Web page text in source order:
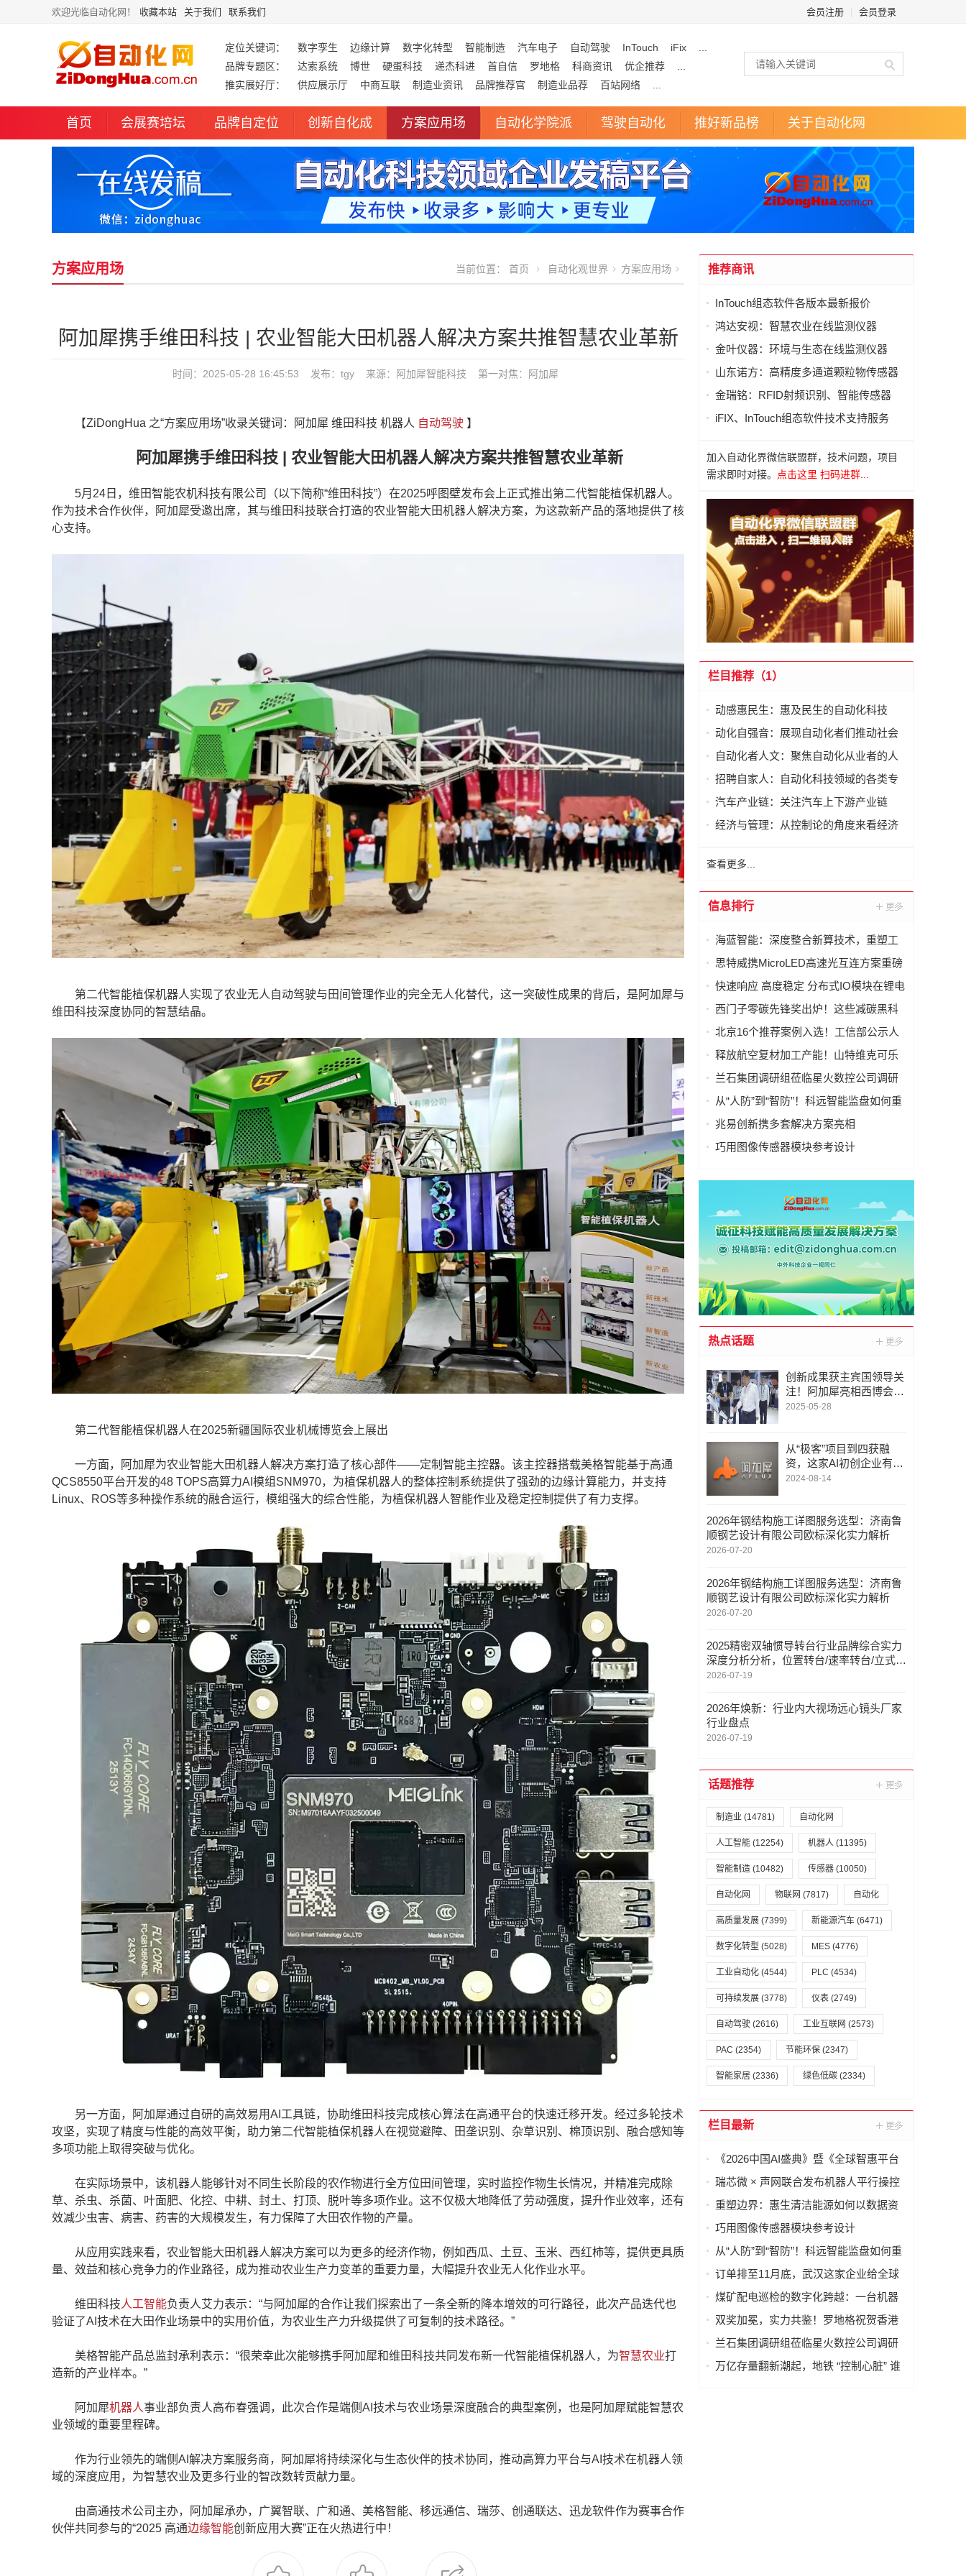
欢迎光临自动化网！ 收藏本站 关于我们 联系我们 会员注册 会员登录
定位关键词： 数字孪生 边缘计算 数字化转型 智能制造 汽车电子 自动驾驶 InTouch iFix
品牌专题区：
达索系统 博世 硬蛋科技 递杰科进 首自信 罗地格 科商资讯 优企推荐
推实展好厅：
供应展示厅 中商互联 制造业资讯 品牌推荐官 制造业品荐 百站网络
首页 会展赛培坛 品牌自定位 创新自化成 方案应用场 自动化学院派 驾驶自动化 推好新品榜 关于自动化网
方案应用场 当前位置： 首页 自动化观世界 方案应用场
阿加犀携手维田科技 | 农业智能大田机器人解决方案共推智慧农业革新
时间：2025-05-28 16:45:53 发布：tgy 来源：阿加犀智能科技 第一对焦： 阿加犀
【ZiDongHua 之“方案应用场”收录关键词：阿加犀 维田科技 机器人 自动驾驶 】
阿加犀携手维田科技 | 农业智能大田机器人解决方案共推智慧农业革新
5月24日，维田智能农机科技有限公司（以下简称“维田科技”）在2025呼图壁发布会上正式推出第二代智能植保机器人。
作为技术合作伙伴，阿加犀受邀出席，其与维田科技联合打造的农业智能大田机器人解决方案，为这款新产品的落地提供了核
心支持。
第二代智能植保机器人实现了农业无人自动驾驶与田间管理作业的完全无人化替代，这一突破性成果的背后，是阿加犀与
维田科技深度协同的智慧结晶。
第二代智能植保机器人在2025新疆国际农业机械博览会上展出
一方面，阿加犀为农业智能大田机器人解决方案打造了核心部件——定制智能主控器。该主控器搭载美格智能基于高通
QCS8550平台开发的48 TOPS高算力AI模组SNM970，为植保机器人的整体控制系统提供了强劲的边缘计算能力，并支持
Linux、ROS等多种操作系统的融合运行，模组强大的综合性能，为植保机器人智能作业及稳定控制提供了有力支撑。
另一方面，阿加犀通过自研的高效易用AI工具链，协助维田科技完成核心算法在高通平台的快速迁移开发。经过多轮技术
攻坚，实现了精度与性能的高效平衡，助力第二代智能植保机器人在视觉避障、田垄识别、杂草识别、棉顶识别、融合感知等
多项功能上取得突破与优化。
在实际场景中，该机器人能够针对不同生长阶段的农作物进行全方位田间管理，实时监控作物生长情况，并精准完成除
草、杀虫、杀菌、叶面肥、化控、中耕、封土、打顶、脱叶等多项作业。这不仅极大地降低了劳动强度，提升作业效率，还有
效减少虫害、病害、药害的大规模发生，有力保障了大田农作物的产量。
从应用实践来看，农业智能大田机器人解决方案可以为更多的经济作物，例如西瓜、土豆、玉米、西红柿等，提供更具质
量、效益和核心竞争力的作业路径，成为推动农业生产力变革的重要力量，大幅提升农业无人化作业水平。
维田科技人工智能负责人艾力表示：“与阿加犀的合作让我们探索出了一条全新的降本增效的可行路径，此次产品迭代也
验证了AI技术在大田作业场景中的实用价值，为农业生产力升级提供了可复制的技术路径。”
美格智能产品总监封承利表示：“很荣幸此次能够携手阿加犀和维田科技共同发布新一代智能植保机器人，为智慧农业打
造新的产业样本。”
阿加犀机器人事业部负责人高布春强调，此次合作是端侧AI技术与农业场景深度融合的典型案例，也是阿加犀赋能智慧农
业领域的重要里程碑。
作为行业领先的端侧AI解决方案服务商，阿加犀将持续深化与生态伙伴的技术协同，推动高算力平台与AI技术在机器人领
域的深度应用，为智慧农业及更多行业的智改数转贡献力量。
由高通技术公司主办，阿加犀承办，广翼智联、广和通、美格智能、移远通信、瑞莎、创通联达、迅龙软件作为赛事合作
伙伴共同参与的“2025 高通边缘智能创新应用大赛”正在火热进行中！
推荐商讯
InTouch组态软件各版本最新报价
鸿达安视：智慧农业在线监测仪器
金叶仪器：环境与生态在线监测仪器
山东诺方：高精度多通道颗粒物传感器
金瑞铭：RFID射频识别、智能传感器
iFIX、InTouch组态软件技术支持服务
加入自动化界微信联盟群，技术问题，项目
需求即时对接。
点击这里 扫码进群...
栏目推荐（1）
动感惠民生：惠及民生的自动化科技
动化自强音：展现自动化者们推动社会
进步发出的响亮声音
自动化者人文：聚焦自动化从业者的人
文思考
招聘自家人：自动化科技领域的各类专
家及人才需求资讯
汽车产业链：关注汽车上下游产业链
经济与管理：从控制论的角度来看经济
查看更多...
信息排行
海蓝智能：深度整合新算技术，重塑工
业读码器服务新标杆
思特威携MicroLED高速光互连方案重磅
亮相慕尼黑上海电子展
快速响应 高度稳定 分布式IO模块在锂电
池制造的优势揭秘 | 支持Modbus、
EtherCAT、Ethernet/IP、BACnet/IP等多
种协议
西门子零碳先锋奖出炉！这些减碳黑科
技太能打！
北京16个推荐案例入选！工信部公示人
工智能应用典型案例
释放航空复材加工产能！山特维克可乐
满锯齿刃铣刀从源头解决四大铣削工艺
兰石集团调研组莅临星火数控公司调研
指导数智化转型工作
从“人防”到“智防”！科远智能监盘如何重
塑火电运行新范式
兆易创新携多套解决方案亮相
CIIF2025，助力人形机器人落地
巧用图像传感器模块参考设计
造的全流程
热点话题
创新成果获主宾国领导关
注！阿加犀亮相西博会展
示科技硬实力
2025-05-28
从“极客”项目到四获融
资，这家AI初创企业有何
魅力？
2024-08-14
2026年钢结构施工详图服务选型：济南鲁
顺钢艺设计有限公司欧标深化实力解析
2026-07-20
2026年钢结构施工详图服务选型：济南鲁
顺钢艺设计有限公司欧标深化实力解析
2026-07-20
2025精密双轴惯导转台行业品牌综合实力
深度分析分析，位置转台/速率转台/立式扫
描架/龙门式扫描架，双轴转台定制厂家推
2026-07-19
2026年焕新：行业内大视场远心镜头厂家
行业盘点
2026-07-19
话题推荐
制造业 (14781) 自动化网
人工智能 (12254) 机器人 (11395)
智能制造 (10482) 传感器 (10050)
自动化网 物联网 (7817) 自动化
高质量发展 (7399) 新能源汽车 (6471)
数字化转型 (5028) MES (4776)
工业自动化 (4544) PLC (4534)
可持续发展 (3778) 仪表 (2749)
自动驾驶 (2616) 工业互联网 (2573)
PAC (2354) 节能环保 (2347)
智能家居 (2336) 绿色低碳 (2334)
栏目最新
《2026中国AI盛典》暨《全球智惠平台
·AI语料场景合作清单》在上海启动
瑞芯微 × 声网联合发布机器人平行操控
一体化解决方案
重塑边界：惠生清洁能源如何以数据资
产重构海外工程交付
巧用图像传感器模块参考设计
（PRISM），简化成像设备从设计到制
从“人防”到“智防”！科远智能监盘如何重
塑火电运行新范式
订单排至11月底，武汉这家企业给全球
40多国电力设备做“CT”
煤矿配电巡检的数字化跨越：一台机器
人如何改变“抄表”这件小事
双奖加冕，实力共鉴！罗地格祝贺香港
国际机场2026持续斩获行业大奖
兰石集团调研组莅临星火数控公司调研
指导数智化转型工作
万亿存量翻新潮起，地铁 “控制心脏” 谁